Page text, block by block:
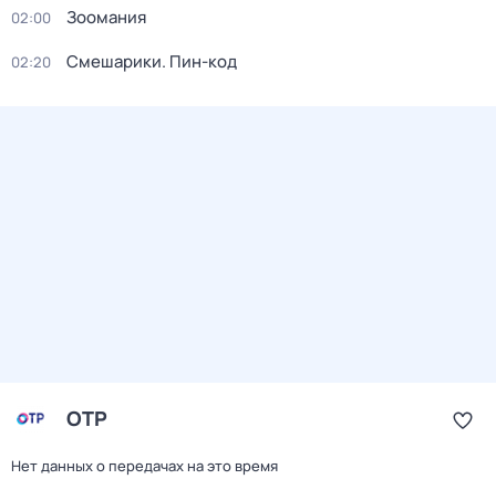
02:00 Зоомания
02:20 Смешарики. Пин-код
ОТР
Нет данных о передачах на это время